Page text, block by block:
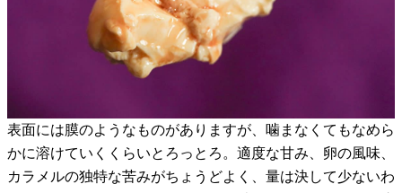
表面には膜のようなものがありますが、噛まなくてもなめら
かに溶けていくくらいとろっとろ。適度な甘み、卵の風味、
カラメルの独特な苦みがちょうどよく、量は決して少ないわ